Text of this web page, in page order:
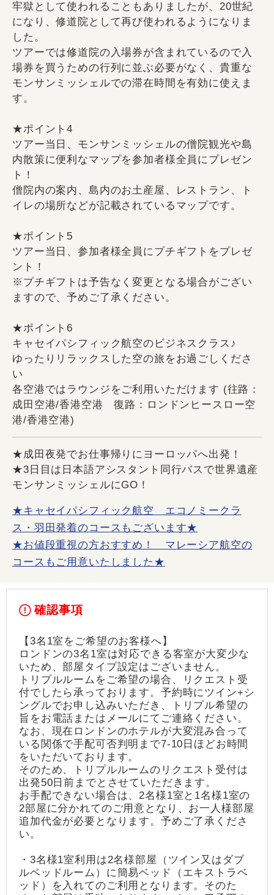
牢獄として使われることもありましたが、20世紀
になり、修道院として再び使われるようになりま
した。
ツアーでは修道院の入場券が含まれているので入
場券を買うための行列に並ぶ必要がなく、貴重な
モンサンミッシェルでの滞在時間を有効に使えま
す。
★ポイント4
ツアー当日、モンサンミッシェルの僧院観光や島
内散策に便利なマップを参加者様全員にプレゼン
ト！
僧院内の案内、島内のお土産屋、レストラン、ト
イレの場所などが記載されているマップです。
★ポイント5
ツアー当日、参加者様全員にプチギフトをプレゼ
ント！
※プチギフトは予告なく変更となる場合がござい
ますので、予めご了承ください。
★ポイント6
キャセイパシフィック航空のビジネスクラス♪
ゆったりリラックスした空の旅をお過ごしくださ
い
各空港ではラウンジをご利用いただけます (往路：
成田空港/香港空港 復路：ロンドンヒースロー空
港/香港空港)
★成田夜発でお仕事帰りにヨーロッパへ出発！
★3日目は日本語アシスタント同行バスで世界遺産
モンサンミッシェルにGO！
★キャセイパシフィック航空 エコノミークラ
ス・羽田発着のコースもございます★
★お値段重視の方おすすめ！ マレーシア航空の
コースもご用意いたしました★
確認事項
【3名1室をご希望のお客様へ】
ロンドンの3名1室は対応できる客室が大変少な
いため、部屋タイプ設定はございません。
トリプルルームをご希望の場合、リクエスト受
付でしたら承っております。予約時にツイン+シ
ングルでお申し込みいただき、トリプル希望の
旨をお電話またはメールにてご連絡ください。
なお、現在ロンドンのホテルが大変混み合って
いる関係で手配可否判明まで7-10日ほどお時間
をいただいております。
そのため、トリプルルームのリクエスト受付は
出発50日前までとさせていただきます。
お手配できない場合は、2名様1室と1名様1室の
2部屋に分かれてのご用意となり、お一人様部屋
追加代金が必要となります。予めご了承くださ
い。
・3名様1室利用は2名様部屋（ツイン又はダブ
ルベッドルーム）に簡易ベッド（エキストラベ
ッド）を入れてのご利用となります。そのた